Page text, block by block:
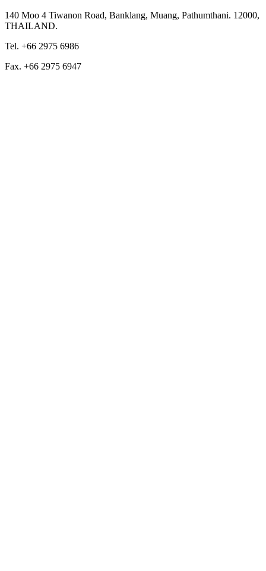
140 Moo 4 Tiwanon Road, Banklang, Muang, Pathumthani. 12000,
THAILAND.
Tel. +66 2975 6986
Fax. +66 2975 6947